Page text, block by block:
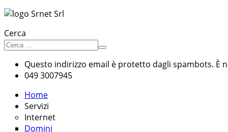
Cerca
Questo indirizzo email è protetto dagli spambots. È
049 3007945
Home
Servizi
Internet
Domini